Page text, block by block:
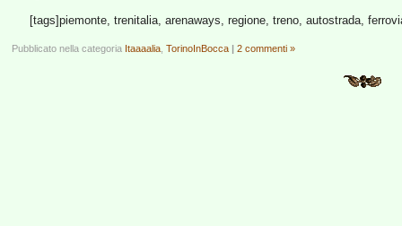
[tags]piemonte, trenitalia, arenaways, regione, treno, autostrada,
Pubblicato nella categoria Itaaaalia TorinoInBocca | 2 commenti »